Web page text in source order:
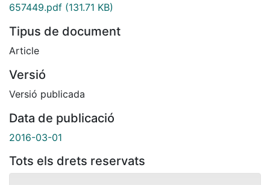
657449.pdf (131.71 KB)
Tipus de document
Article
Versió
Versió publicada
Data de publicació
2016-03-01
Tots els drets reservats